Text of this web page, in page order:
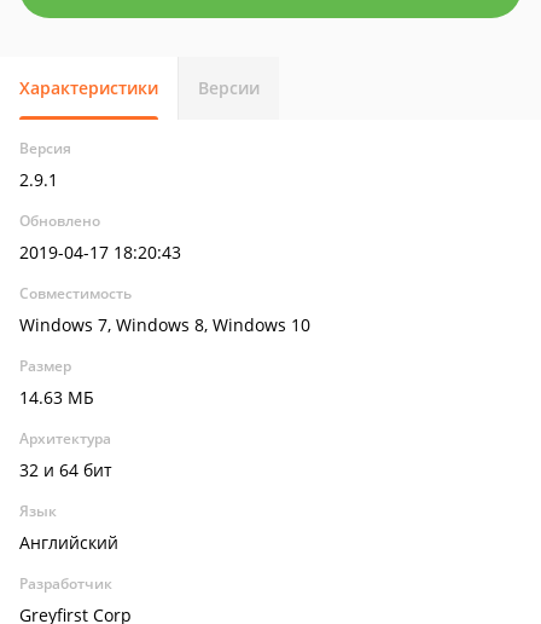
Характеристики Версии
Версия
2.9.1
Обновлено
2019-04-17 18:20:43
Совместимость
Windows 7, Windows 8, Windows 10
Размер
14.63 МБ
Архитектура
32 и 64 бит
Язык
Английский
Разработчик
Greyfirst Corp